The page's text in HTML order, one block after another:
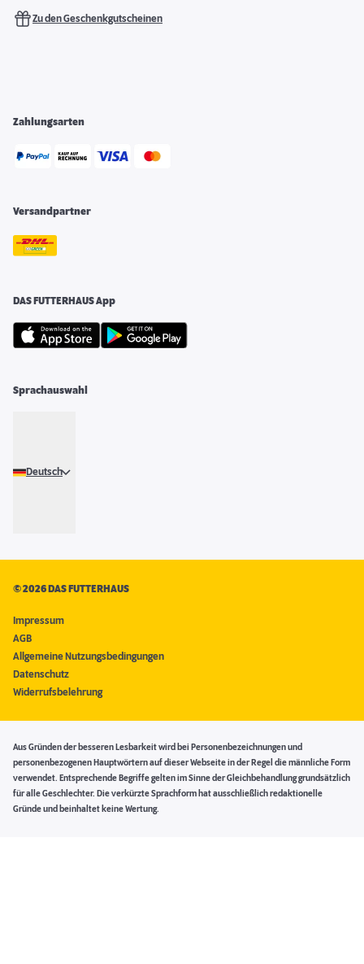
Zu den Geschenkgutscheinen
Zahlungsarten
Versandpartner
DAS FUTTERHAUS App
Sprachauswahl
Deutsch
©2026 DAS FUTTERHAUS
Impressum
AGB
Allgemeine Nutzungsbedingungen
Datenschutz
Widerrufsbelehrung
Aus Gründen der besseren Lesbarkeit wird bei Personenbezeichnungen und
personenbezogenen Hauptwörtern auf dieser Webseite in der Regel die männliche Form
verwendet. Entsprechende Begriffe gelten im Sinne der Gleichbehandlung grundsätzlich
für alle Geschlechter. Die verkürzte Sprachform hat ausschließlich redaktionelle
Gründe und beinhaltet keine Wertung.